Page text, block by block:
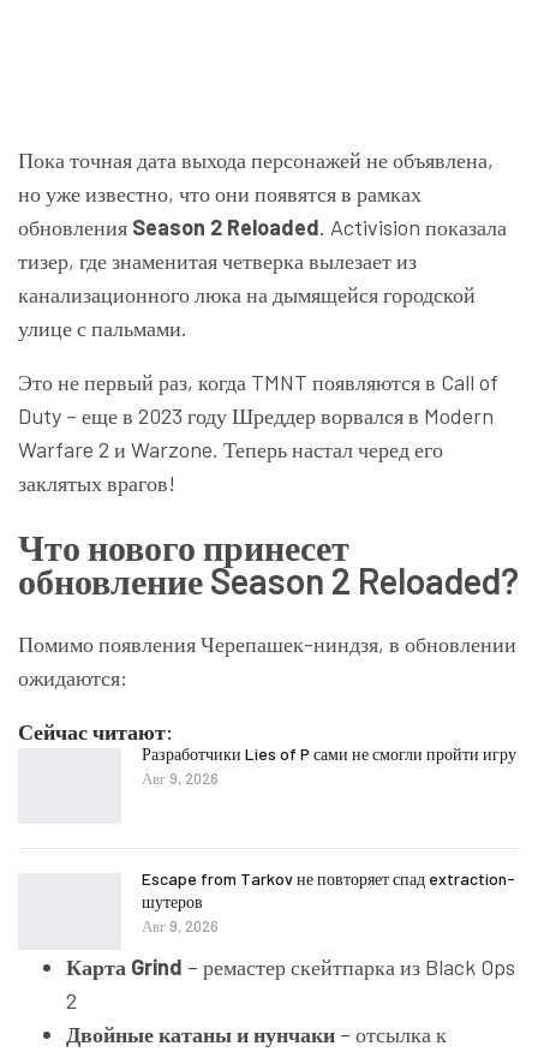
Пока точная дата выхода персонажей не объявлена,
но уже известно, что они появятся в рамках
обновления Season 2 Reloaded. Activision показала
тизер, где знаменитая четверка вылезает из
канализационного люка на дымящейся городской
улице с пальмами.
Это не первый раз, когда TMNT появляются в Call of
Duty – еще в 2023 году Шреддер ворвался в Modern
Warfare 2 и Warzone. Теперь настал черед его
заклятых врагов!
Что нового принесет
обновление Season 2 Reloaded?
Помимо появления Черепашек-ниндзя, в обновлении
ожидаются:
Сейчас читают:
Разработчики Lies of P сами не смогли пройти игру
Авг 9, 2026
Escape from Tarkov не повторяет спад extraction-
шутеров
Авг 9, 2026
Карта Grind – ремастер скейтпарка из Black Ops
2
Двойные катаны и нунчаки – отсылка к